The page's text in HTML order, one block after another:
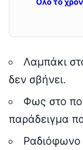
Λαμπάκι
δεν σβήνει.
Φως στο
παράδειγμα
Ραδιόφωνο